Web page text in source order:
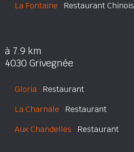
La Fontaine Restaurant Chinois
à 7.9 km
4030 Grivegnée
Gloria Restaurant
La Charnale Restaurant
Aux Chandelles Restaurant